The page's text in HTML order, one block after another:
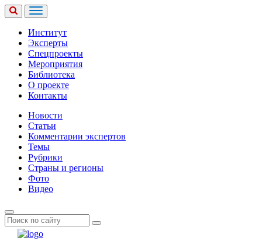
Институт
Эксперты
Спецпроекты
Мероприятия
Библиотека
О проекте
Контакты
Новости
Статьи
Комментарии экспертов
Темы
Рубрики
Страны и регионы
Фото
Видео